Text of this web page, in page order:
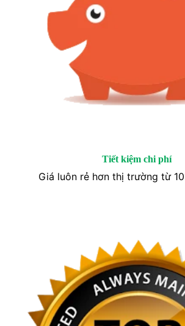
Tiết kiệm chi phí
Giá luôn rẻ hơn thị trường từ